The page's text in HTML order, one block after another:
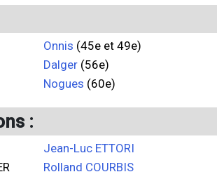
Onnis (45e et 49e)
Dalger (56e)
Nogues (60e)
:
Jean-Luc ETTORI
Rolland COURBIS